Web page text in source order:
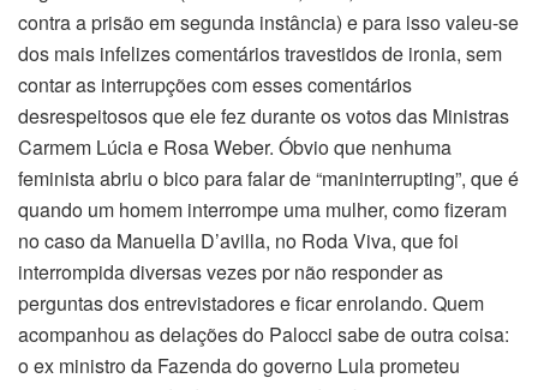
contra a prisão em segunda instância) e para isso valeu-se
dos mais infelizes comentários travestidos de ironia, sem
contar as interrupções com esses comentários
desrespeitosos que ele fez durante os votos das Ministras
Carmem Lúcia e Rosa Weber. Óbvio que nenhuma
feminista abriu o bico para falar de “maninterrupting”, que é
quando um homem interrompe uma mulher, como fizeram
no caso da Manuella D’avilla, no Roda Viva, que foi
interrompida diversas vezes por não responder as
perguntas dos entrevistadores e ficar enrolando. Quem
acompanhou as delações do Palocci sabe de outra coisa:
o ex ministro da Fazenda do governo Lula prometeu